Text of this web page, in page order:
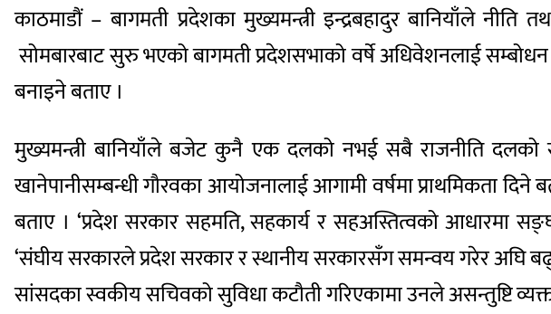
काठमाडौं – बागमती प्रदेशका मुख्यमन्त्री इन्द्रबहादुर बानियाँले
सोमबारबाट सुरु भएको बागमती प्रदेशसभाको वर्षे अधिवेशनलाई
बनाइने बताए ।
मुख्यमन्त्री बानियाँले बजेट कुनै एक दलको नभई सबै राजनीति दलको
खानेपानीसम्बन्धी गौरवका आयोजनालाई आगामी वर्षमा प्राथमिकता दिने
बताए । ‘प्रदेश सरकार सहमति, सहकार्य र सहअस्तित्वको आधारमा
‘संघीय सरकारले प्रदेश सरकार र स्थानीय सरकारसँग समन्वय गरेर अघि
सांसदका स्वकीय सचिवको सुविधा कटौती गरिएकामा उनले असन्तुष्टि